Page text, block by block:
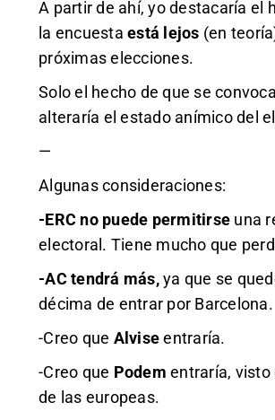
A partir de ahí, yo destacaría el
la encuesta está lejos (en
próximas elecciones.
Solo el hecho de que se
alteraría el estado anímico del
—
Algunas consideraciones:
-ERC no puede permitirse una
electoral. Tiene mucho que
-AC tendrá más,ya que se
décima de entrar por Barcelona.
-Creo que Alviseentraría.
-Creo que Podem entraría, visto
de las europeas.